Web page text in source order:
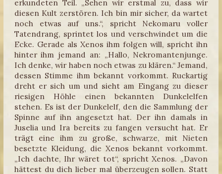
erkundeten Teil. „Sehen wir erstmal zu, dass wir
diesen Kult zerstören. Ich bin mir sicher, da wartet
noch etwas auf uns.“, spricht Nekomaru voller
Tatendrang, sprintet los und verschwindet um die
Ecke. Gerade als Xenos ihm folgen will, spricht ihn
hinter ihm jemand an: „Hallo, Nekromantenjunge.
Ich denke, wir haben noch etwas zu klären.“ Jemand,
dessen Stimme ihm bekannt vorkommt. Ruckartig
dreht er sich um und sieht am Eingang zu dieser
riesigen Höhle einen bekannten Dunkelelfen
stehen. Es ist der Dunkelelf, den die Sammlung der
Spinne auf ihn angesetzt hat. Der ihn damals in
Juselia und Ira bereits zu fangen versucht hat. Er
trägt eine ihm zu große, schwarze, mit Nieten
besetzte Kleidung, die Xenos bekannt vorkommt.
„Ich dachte, Ihr wäret tot“, spricht Xenos. „Davon
hättest du dich lieber mal überzeugen sollen. Statt